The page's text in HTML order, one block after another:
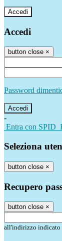
Accedi
Accedi
button close ×
Password
-
Entra con SPID
Seleziona
button close ×
Recupero
button close ×
all'indirizzo indicato